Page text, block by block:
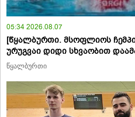
05:34 2026.08.07
[წყალბურთი. მსოფლიოს
ურუგვაი დიდი სხვაობით
წყალბურთი